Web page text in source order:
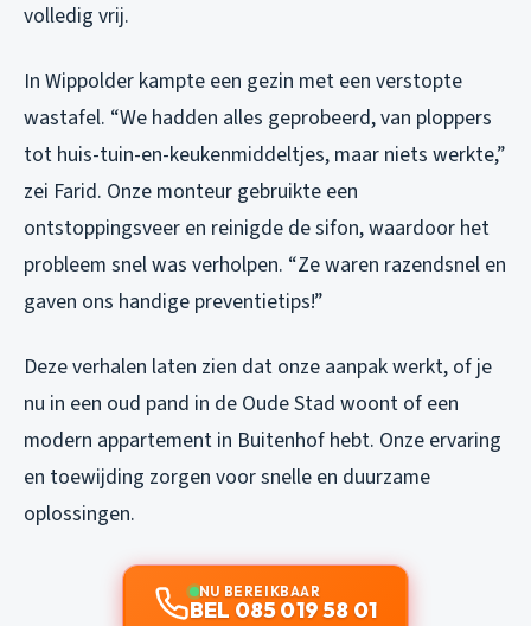
volledig vrij.
In Wippolder kampte een gezin met een verstopte
wastafel. “We hadden alles geprobeerd, van ploppers
tot huis-tuin-en-keukenmiddeltjes, maar niets werkte,”
zei Farid. Onze monteur gebruikte een
ontstoppingsveer en reinigde de sifon, waardoor het
probleem snel was verholpen. “Ze waren razendsnel en
gaven ons handige preventietips!”
Deze verhalen laten zien dat onze aanpak werkt, of je
nu in een oud pand in de Oude Stad woont of een
modern appartement in Buitenhof hebt. Onze ervaring
en toewijding zorgen voor snelle en duurzame
oplossingen.
NU BEREIKBAAR
BEL 085 019 58 01